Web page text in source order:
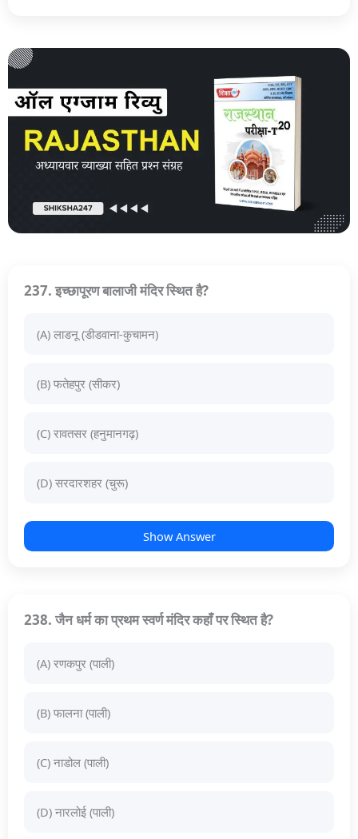
237. इच्छापूरण बालाजी मंदिर स्थित है?
(A) लाडनू (डीडवाना-कुचामन)
(B) फतेहपुर (सीकर)
(C) रावतसर (हनुमानगढ़)
(D) सरदारशहर (चुरू)
Show Answer
238. जैन धर्म का प्रथम स्वर्ण मंदिर कहाँ पर स्थित है?
(A) रणकपुर (पाली)
(B) फालना (पाली)
(C) नाडोल (पाली)
(D) नारलोई (पाली)